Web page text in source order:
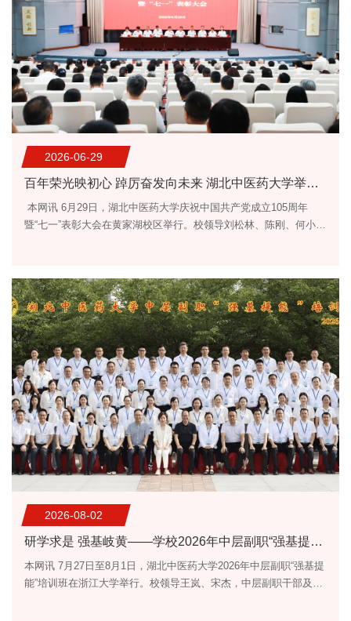
2026-06-29
百年荣光映初心 踔厉奋发向未来 湖北中医药大学举行庆祝中国共产党成立105周年暨“七一”表彰大会
本网讯 6月29日，湖北中医药大学庆祝中国共产党成立105周年
暨“七一”表彰大会在黄家湖校区举行。校领导刘松林、陈刚、何小
生党员代表参加会议。会议由校长陈刚主持。 大会现场党委书记刘
松林讲授专题党课 校长陈刚主持会议大会在庄严的国歌声中拉开帷
幕。随后，大会举行了新党员入党宣誓、老党员重温入党誓词仪
式。...
2026-08-02
研学求是 强基岐黄——学校2026年中层副职“强基提能”培训班在浙江大学结业
本网讯 7月27日至8月1日，湖北中医药大学2026年中层副职“强基提
能”培训班在浙江大学举行。校领导王岚、宋杰，中层副职干部及附